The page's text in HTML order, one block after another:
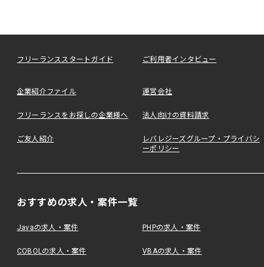
フリーランススタートガイド ご利用者インタビュー
企業紹介ファイル 運営会社
フリーランスをお探しの企業様へ 法人向けの資料請求
ご友人紹介
レバレジーズグループ・プライバシ
ーポリシー
おすすめの求人・案件一覧
Javaの求人・案件 PHPの求人・案件
COBOLの求人・案件 VBAの求人・案件